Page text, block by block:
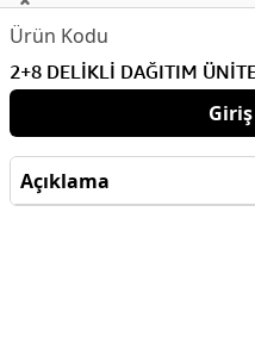
2+8 DELİKLİ DAĞITIM
Giriş
Açıklama